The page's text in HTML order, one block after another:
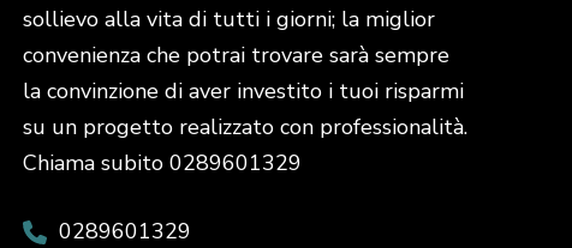
sollievo alla vita di tutti i giorni; la miglior
convenienza che potrai trovare sarà sempre
la convinzione di aver investito i tuoi risparmi
su un progetto realizzato con professionalità.
Chiama subito 0289601329
0289601329